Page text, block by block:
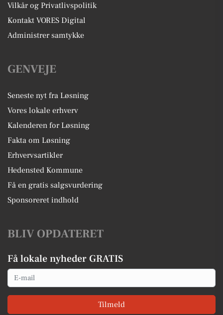
Vilkår og Privatlivspolitik
Kontakt VORES Digital
Administrer samtykke
GENVEJE
Seneste nyt fra Løsning
Vores lokale erhverv
Kalenderen for Løsning
Fakta om Løsning
Erhvervsartikler
Hedensted Kommune
Få en gratis salgsvurdering
Sponsoreret indhold
BLIV OPDATERET
Få lokale nyheder GRATIS
Email
Tilmeld